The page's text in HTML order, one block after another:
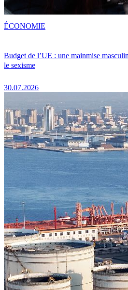
Budget de l’UE : une mainmise
le sexisme
30.07.2026
ÉCONOMIE